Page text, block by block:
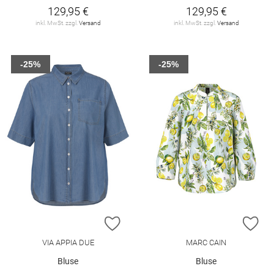
129,95 €
inkl. MwSt. zzgl. Versand
129,95 €
inkl. MwSt. zzgl. Versand
ZUR WUNSCHLISTE HINZUFÜGEN
VIA APPIA DUE
Bluse
-25%
MARC CAIN
Bluse
-25%